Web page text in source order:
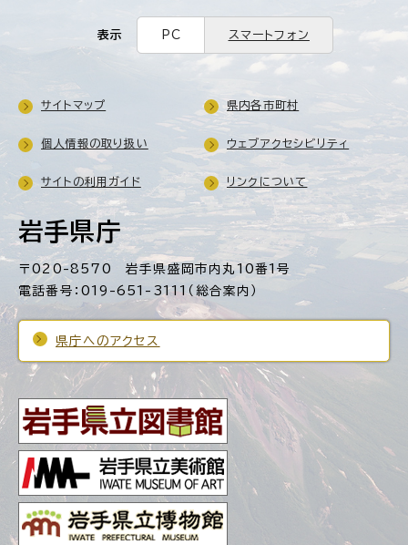
表示 PC スマートフォン
岩手県庁
〒020-8570 岩手県盛岡市内丸10番1号
電話番号：019-651-3111（総合案内）
県庁へのアクセス
サイトマップ 県内各市町村
個人情報の取り扱い ウェブアクセシビリティ
サイトの利用ガイド リンクについて